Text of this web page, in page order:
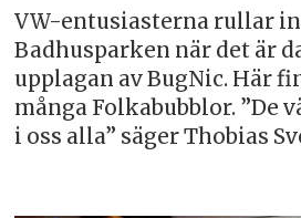
VW-entusiasterna rullar
Badhusparken när det är
upplagan av BugNic. Här
många Folkabubblor. ”De
i oss alla” säger Thobias